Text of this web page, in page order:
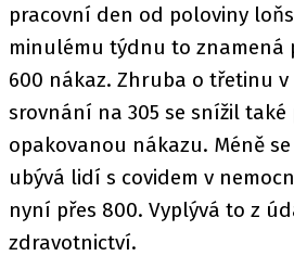
pracovní den od poloviny
minulému týdnu to znamená
600 nákaz. Zhruba o třetinu
srovnání na 305 se snížil
opakovanou nákazu. Méně
ubývá lidí s covidem v
nyní přes 800. Vyplývá to z
zdravotnictví.